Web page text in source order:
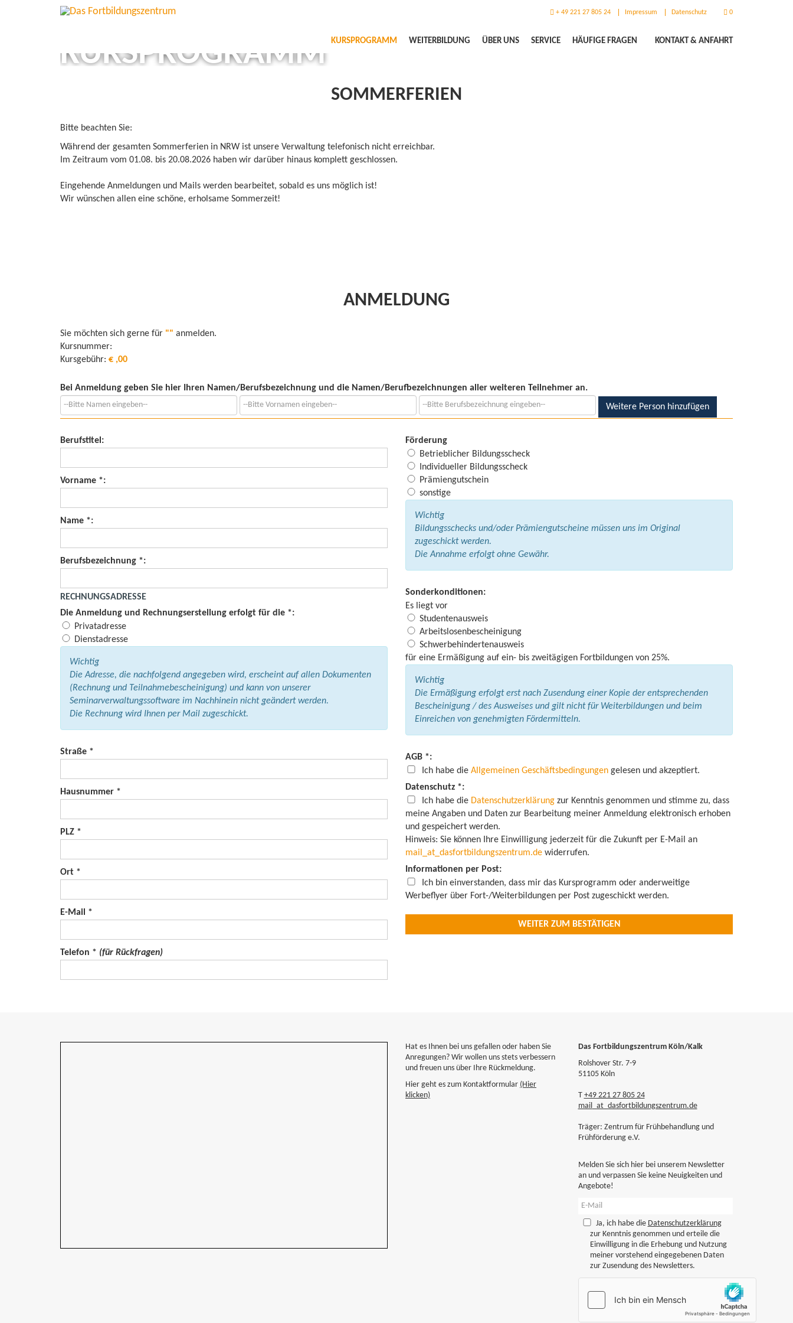
+ 49 221 27 805 24 Impressum Datenschutz 0
KURSPROGRAMM WEITERBILDUNG ÜBER UNS SERVICE HÄUFIGE FRAGEN KONTAKT & ANFAHRT
KURSPROGRAMM
SOMMERFERIEN
Bitte beachten Sie:
Während der gesamten Sommerferien in NRW ist unsere Verwaltung telefonisch nicht erreichbar.
Im Zeitraum vom 01.08. bis 20.08.2026 haben wir darüber hinaus komplett geschlossen.
Eingehende Anmeldungen und Mails werden bearbeitet, sobald es uns möglich ist!
Wir wünschen allen eine schöne, erholsame Sommerzeit!
ANMELDUNG
Sie möchten sich gerne für "" anmelden.
Kursnummer:
Kursgebühr: € ,00
Bei Anmeldung geben Sie hier Ihren Namen/Berufsbezeichnung und die Namen/Berufbezeichnungen aller weiteren Teilnehmer an.
Weitere Person hinzufügen
Berufstitel:
Vorname *:
Name *:
Berufsbezeichnung *:
RECHNUNGSADRESSE
Die Anmeldung und Rechnungserstellung erfolgt für die *:
Privatadresse
Dienstadresse
Wichtig
Die Adresse, die nachfolgend angegeben wird, erscheint auf allen Dokumenten
(Rechnung und Teilnahmebescheinigung) und kann von unserer
Seminarverwaltungssoftware im Nachhinein nicht geändert werden.
Die Rechnung wird Ihnen per Mail zugeschickt.
Straße *
Hausnummer *
PLZ *
Ort *
E-Mail *
Telefon * (für Rückfragen)
Förderung
Betrieblicher Bildungsscheck
Individueller Bildungsscheck
Prämiengutschein
sonstige
Wichtig
Bildungsschecks und/oder Prämiengutscheine müssen uns im Original
zugeschickt werden.
Die Annahme erfolgt ohne Gewähr.
Sonderkonditionen:
Es liegt vor
Studentenausweis
Arbeitslosenbescheinigung
Schwerbehindertenausweis
für eine Ermäßigung auf ein- bis zweitägigen Fortbildungen von 25%.
Wichtig
Die Ermäßigung erfolgt erst nach Zusendung einer Kopie der entsprechenden
Bescheinigung / des Ausweises und gilt nicht für Weiterbildungen und beim
Einreichen von genehmigten Fördermitteln.
AGB *:
Ich habe die Allgemeinen Geschäftsbedingungen gelesen und akzeptiert.
Datenschutz *:
Ich habe die Datenschutzerklärung zur Kenntnis genommen und stimme zu, dass
meine Angaben und Daten zur Bearbeitung meiner Anmeldung elektronisch erhoben
und gespeichert werden.
Hinweis: Sie können Ihre Einwilligung jederzeit für die Zukunft per E-Mail an
mail
_at_ dasfortbildungszentrum.de widerrufen.
Informationen per Post:
Ich bin einverstanden, dass mir das Kursprogramm oder anderweitige
Werbeflyer über Fort-/Weiterbildungen per Post zugeschickt werden.
Hat es Ihnen bei uns gefallen oder haben Sie
Anregungen? Wir wollen uns stets verbessern
und freuen uns über Ihre Rückmeldung.
Hier geht es zum Kontaktformular (Hier
klicken)
Das Fortbildungszentrum Köln/Kalk
Rolshover Str. 7-9
51105 Köln
T +49 221 27 805 24
mail_at_ dasfortbildungszentrum.de
Träger: Zentrum für Frühbehandlung und
Frühförderung e.V.
Melden Sie sich hier bei unserem Newsletter
an und verpassen Sie keine Neuigkeiten und
Angebote!
Ja, ich habe die Datenschutzerklärung
zur Kenntnis genommen und erteile die
Einwilligung in die Erhebung und Nutzung
meiner vorstehend eingegebenen Daten
zur Zusendung des Newsletters.